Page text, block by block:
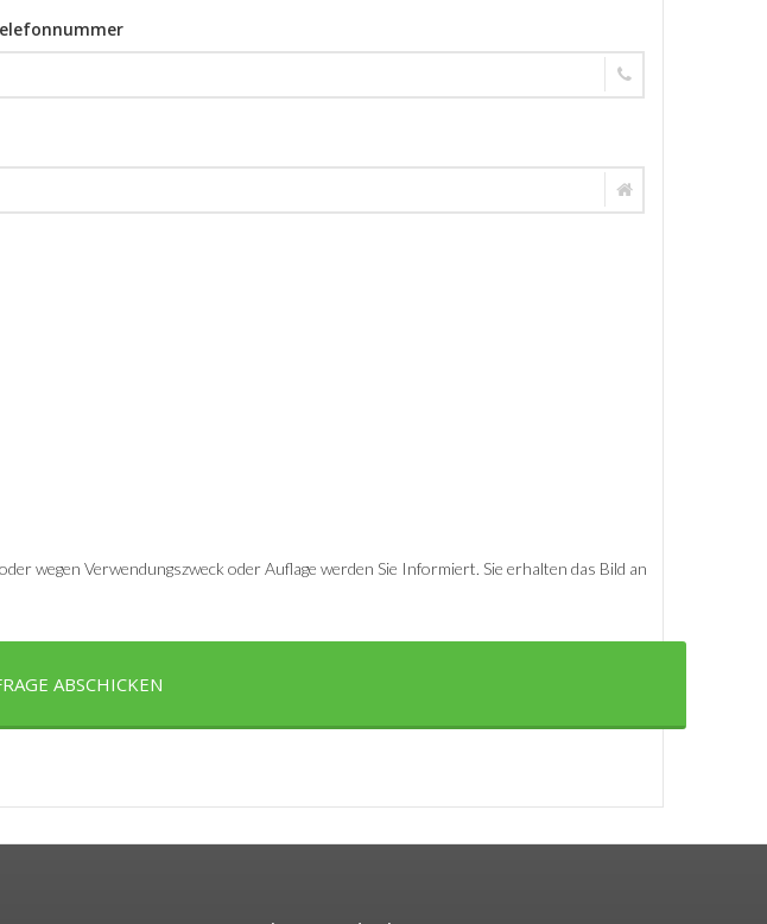
wegen Verwendungszweck oder Auflage werden Sie Informiert. Sie erhalten das Bild an
ABSCHICKEN